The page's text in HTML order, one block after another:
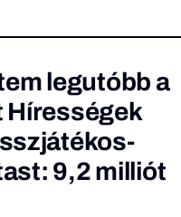
legutóbb a
Hírességek
9,2 milliót